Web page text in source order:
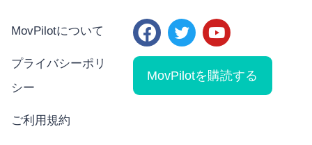
MovPilotについて
プライバシーポリ
シー
ご利用規約
MovPilotを購読する